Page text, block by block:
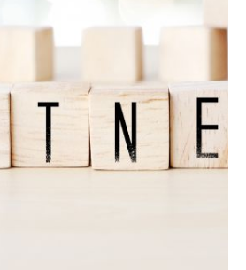
Hochkontrastmodus